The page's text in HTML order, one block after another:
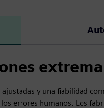
y una fiabilidad
errores humanos. Los